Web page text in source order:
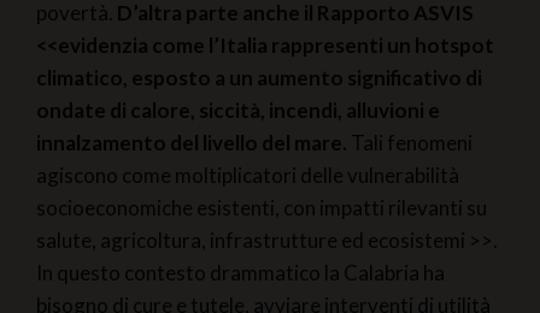
povertà. D’altra parte anche il Rapporto ASVIS
<<evidenzia come l’Italia rappresenti un hotspot
climatico, esposto a un aumento significativo di
ondate di calore, siccità, incendi, alluvioni e
innalzamento del livello del mare. Tali fenomeni
agiscono come moltiplicatori delle vulnerabilità
socioeconomiche esistenti, con impatti rilevanti su
salute, agricoltura, infrastrutture ed ecosistemi >>.
In questo contesto drammatico la Calabria ha
bisogno di cure e tutele, avviare interventi di utilità